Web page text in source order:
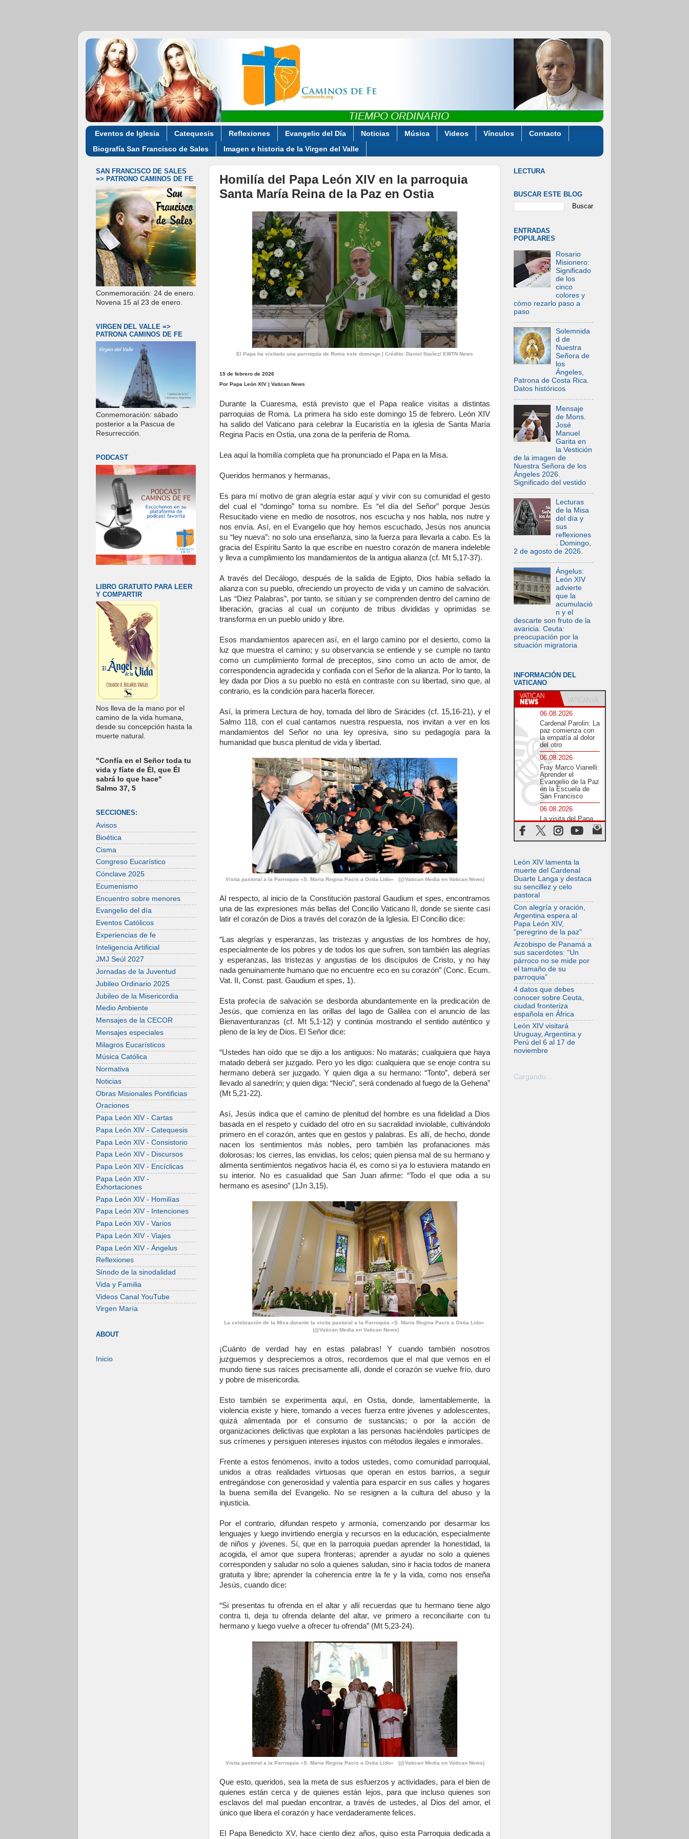
Eventos de Iglesia Catequesis Reflexiones Evangelio del Día Noticias Música Videos Vínculos
Contacto
Biografía San Francisco de Sales
Imagen e historia de la Virgen del Valle
Homilía del Papa León XIV en la parroquia
Santa María Reina de la Paz en Ostia
El Papa ha visitado una parroquia de Roma este domingo | Crédito: Daniel Ibañez/ EWTN News
15 de febrero de 2026
Por Papa León XIV | Vatican News
Durante la Cuaresma, está previsto que el Papa realice visitas a distintas
parroquias de Roma. La primera ha sido este domingo 15 de febrero. León XIV
ha salido del Vaticano para celebrar la Eucaristía en la iglesia de Santa María
Regina Pacis en Ostia, una zona de la periferia de Roma.
Lea aquí la homilía completa que ha pronunciado el Papa en la Misa.
Queridos hermanos y hermanas,
Es para mí motivo de gran alegría estar aquí y vivir con su comunidad el gesto
del cual el “domingo” toma su nombre. Es “el día del Señor” porque Jesús
Resucitado viene en medio de nosotros, nos escucha y nos habla, nos nutre y
nos envía. Así, en el Evangelio que hoy hemos escuchado, Jesús nos anuncia
su “ley nueva”: no solo una enseñanza, sino la fuerza para llevarla a cabo. Es la
gracia del Espíritu Santo la que escribe en nuestro corazón de manera indeleble
y lleva a cumplimiento los mandamientos de la antigua alianza (cf. Mt 5,17-37).
A través del Decálogo, después de la salida de Egipto, Dios había sellado la
alianza con su pueblo, ofreciendo un proyecto de vida y un camino de salvación.
Las “Diez Palabras”, por tanto, se sitúan y se comprenden dentro del camino de
liberación, gracias al cual un conjunto de tribus divididas y oprimidas se
transforma en un pueblo unido y libre.
Esos mandamientos aparecen así, en el largo camino por el desierto, como la
luz que muestra el camino; y su observancia se entiende y se cumple no tanto
como un cumplimiento formal de preceptos, sino como un acto de amor, de
correspondencia agradecida y confiada con el Señor de la alianza. Por lo tanto, la
ley dada por Dios a su pueblo no está en contraste con su libertad, sino que, al
contrario, es la condición para hacerla florecer.
Así, la primera Lectura de hoy, tomada del libro de Sirácides (cf. 15,16-21), y el
Salmo 118, con el cual cantamos nuestra respuesta, nos invitan a ver en los
mandamientos del Señor no una ley opresiva, sino su pedagogía para la
humanidad que busca plenitud de vida y libertad.
Visita pastoral a la Parroquia «S. Maria Regina Pacis a Ostia Lido» (@Vatican Media en Vatican News)
Al respecto, al inicio de la Constitución pastoral Gaudium et spes, encontramos
una de las expresiones más bellas del Concilio Vaticano II, donde se siente casi
latir el corazón de Dios a través del corazón de la Iglesia. El Concilio dice:
“Las alegrías y esperanzas, las tristezas y angustias de los hombres de hoy,
especialmente de los pobres y de todos los que sufren, son también las alegrías
y esperanzas, las tristezas y angustias de los discípulos de Cristo, y no hay
nada genuinamente humano que no encuentre eco en su corazón” (Conc. Ecum.
Vat. II, Const. past. Gaudium et spes, 1).
Esta profecía de salvación se desborda abundantemente en la predicación de
Jesús, que comienza en las orillas del lago de Galilea con el anuncio de las
Bienaventuranzas (cf. Mt 5,1-12) y continúa mostrando el sentido auténtico y
pleno de la ley de Dios. El Señor dice:
“Ustedes han oído que se dijo a los antiguos: No matarás; cualquiera que haya
matado deberá ser juzgado. Pero yo les digo: cualquiera que se enoje contra su
hermano deberá ser juzgado. Y quien diga a su hermano: “Tonto”, deberá ser
llevado al sanedrín; y quien diga: “Necio”, será condenado al fuego de la Gehena”
(Mt 5,21-22).
Así, Jesús indica que el camino de plenitud del hombre es una fidelidad a Dios
basada en el respeto y cuidado del otro en su sacralidad inviolable, cultivándolo
primero en el corazón, antes que en gestos y palabras. Es allí, de hecho, donde
nacen los sentimientos más nobles, pero también las profanaciones más
dolorosas: los cierres, las envidias, los celos; quien piensa mal de su hermano y
alimenta sentimientos negativos hacia él, es como si ya lo estuviera matando en
su interior. No es casualidad que San Juan afirme: “Todo el que odia a su
hermano es asesino” (1Jn 3,15).
La celebración de la Misa durante la visita pastoral a la Parroquia «S. Maria Regina Pacis a Ostia Lido»
(@Vatican Media en Vatican News)
¡Cuánto de verdad hay en estas palabras! Y cuando también nosotros
juzguemos y despreciemos a otros, recordemos que el mal que vemos en el
mundo tiene sus raíces precisamente allí, donde el corazón se vuelve frío, duro
y pobre de misericordia.
Esto también se experimenta aquí, en Ostia, donde, lamentablemente, la
violencia existe y hiere, tomando a veces fuerza entre jóvenes y adolescentes,
quizá alimentada por el consumo de sustancias; o por la acción de
organizaciones delictivas que explotan a las personas haciéndoles partícipes de
sus crímenes y persiguen intereses injustos con métodos ilegales e inmorales.
Frente a estos fenómenos, invito a todos ustedes, como comunidad parroquial,
unidos a otras realidades virtuosas que operan en estos barrios, a seguir
entregándose con generosidad y valentía para esparcir en sus calles y hogares
la buena semilla del Evangelio. No se resignen a la cultura del abuso y la
injusticia.
Por el contrario, difundan respeto y armonía, comenzando por desarmar los
lenguajes y luego invirtiendo energía y recursos en la educación, especialmente
de niños y jóvenes. Sí, que en la parroquia puedan aprender la honestidad, la
acogida, el amor que supera fronteras; aprender a ayudar no solo a quienes
corresponden y saludar no solo a quienes saludan, sino ir hacia todos de manera
gratuita y libre; aprender la coherencia entre la fe y la vida, como nos enseña
Jesús, cuando dice:
“Si presentas tu ofrenda en el altar y allí recuerdas que tu hermano tiene algo
contra ti, deja tu ofrenda delante del altar, ve primero a reconciliarte con tu
hermano y luego vuelve a ofrecer tu ofrenda” (Mt 5,23-24).
Visita pastoral a la Parroquia «S. Maria Regina Pacis a Ostia Lido» (@Vatican Media en Vatican News)
Que esto, queridos, sea la meta de sus esfuerzos y actividades, para el bien de
quienes están cerca y de quienes están lejos, para que incluso quienes son
esclavos del mal puedan encontrar, a través de ustedes, al Dios del amor, el
único que libera el corazón y hace verdaderamente felices.
El Papa Benedicto XV, hace ciento diez años, quiso esta Parroquia dedicada a
SAN FRANCISCO DE SALES
=> PATRONO CAMINOS DE FE
Conmemoración: 24 de enero.
Novena 15 al 23 de enero.
VIRGEN DEL VALLE =>
PATRONA CAMINOS DE FE
Conmemoración: sábado
posterior a la Pascua de
Resurrección.
PODCAST
LIBRO GRATUITO PARA LEER
Y COMPARTIR
Nos lleva de la mano por el
camino de la vida humana,
desde su concepción hasta la
muerte natural.
"Confía en el Señor toda tu
vida y fíate de Él, que Él
sabrá lo que hace"
Salmo 37, 5
SECCIONES:
Avisos
Bioética
Cisma
Congreso Eucarístico
Cónclave 2025
Ecumenismo
Encuentro sobre menores
Evangelio del día
Eventos Católicos
Experiencias de fe
Inteligencia Artificial
JMJ Seúl 2027
Jornadas de la Juventud
Jubileo Ordinario 2025
Jubileo de la Misericordia
Medio Ambiente
Mensajes de la CECOR
Mensajes especiales
Milagros Eucarísticos
Música Católica
Normativa
Noticias
Obras Misionales Pontificias
Oraciones
Papa León XIV - Cartas
Papa León XIV - Catequesis
Papa León XIV - Consistorio
Papa León XIV - Discursos
Papa León XIV - Encíclicas
Papa León XIV -
Exhortaciones
Papa León XIV - Homilías
Papa León XIV - Intenciones
Papa León XIV - Varios
Papa León XIV - Viajes
Papa León XIV - Ángelus
Reflexiones
Sínodo de la sinodalidad
Vida y Familia
Videos Canal YouTube
Virgen María
ABOUT
Inicio
LECTURA
BUSCAR ESTE BLOG
ENTRADAS
POPULARES
Rosario
Misionero:
Significado
de los
cinco
colores y
cómo rezarlo paso a
paso
Solemnida
d de
Nuestra
Señora de
los
Ángeles,
Patrona de Costa Rica.
Datos históricos
Mensaje
de Mons.
José
Manuel
Garita en
la Vestición
de la imagen de
Nuestra Señora de los
Ángeles 2026.
Significado del vestido
Lecturas
de la Misa
del día y
sus
reflexiones
. Domingo,
2 de agosto de 2026.
Ángelus:
León XIV
advierte
que la
acumulació
n y el
descarte son fruto de la
avaricia. Ceuta:
preocupación por la
situación migratoria
INFORMACIÓN DEL
VATICANO
06.08.2026
Cardenal Parolin: La
paz comienza con
la empatía al dolor
del otro
06.08.2026
Fray Marco Vianelli:
Aprender el
Evangelio de la Paz
en la Escuela de
San Francisco
06.08.2026
La visita del Papa
León XIV a Asís en
un minuto
de los jóvenes al
Papa: «Hoy nos
sentimos Iglesia»
06.08.2026
Líbano: Reanudan
los coloquios en
Roma en medio de
tensiones y ataques
en el sur del país
06.08.2026
Hiroshima y
Nagasaki, 81 años
después.
Comienzan "Diez
Días Oración por la
Paz"
06.08.2026
Pizzaballa en Asís:
los cristianos
quieren paz
06.08.2026
Sturla: La visita de
León XIV será una
06.08.2026
León XIV lamenta la
muerte del Cardenal
Duarte Langa y destaca
su sencillez y celo
pastoral
Con alegría y oración,
Argentina espera al
Papa León XIV,
"peregrino de la paz"
Arzobispo de Panamá a
sus sacerdotes: “Un
párroco no se mide por
el tamaño de su
parroquia”
4 datos que debes
conocer sobre Ceuta,
ciudad fronteriza
española en África
León XIV visitará
Uruguay, Argentina y
Perú del 6 al 17 de
noviembre
Cargando...